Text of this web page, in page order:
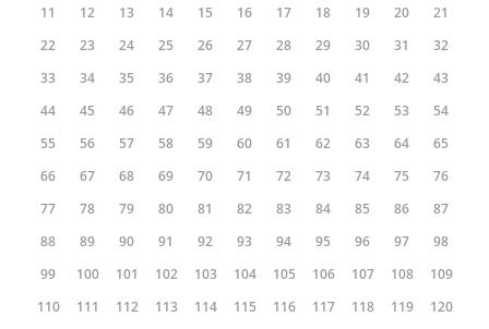
11 12 13 14 15 16 17 18 19 20
21
22
23 24 25 26 27 28 29 30 31
32
33
34 35 36 37 38 39 40 41 42
43
44
45 46 47 48 49 50 51 52 53
54
55
56 57 58 59 60 61 62 63 64
65
66
67 68 69 70 71 72 73 74 75
76
77
78 79 80 81 82 83 84 85 86
87
88
89 90 91 92 93 94 95 96 97
98
99
100 101 102 103 104 105 106 107 108
109
110
111 112 113 114 115 116 117 118 119
120